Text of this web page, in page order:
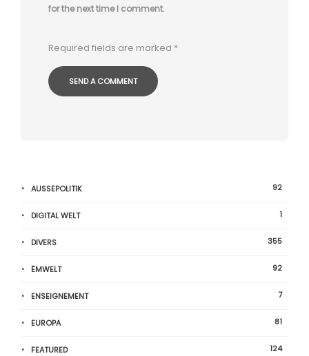
for the next time I comment.
Required fields are marked *
AUSSEPOLITIK 92
DIGITAL WELT 1
DIVERS 355
ËMWELT 92
ENSEIGNEMENT 7
EUROPA 81
FEATURED 124